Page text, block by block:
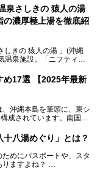
ころや料金、アクセス方
泉さしきの 猿人の湯
の濃厚極上湯を徹底紹
しきの 猿人の湯 」(沖縄
泉施設。「ニフティ温
ず多くの常連客や温泉フ
にスポットを当て、その
め17選 【2025年最新
沖縄本島を筆頭に、東シ
成されています。南国な
など、多くの人を惹きつ
です。
ホテル併設などリゾート
す。日帰りでも旅行気分
八湯めぐり」とは？
めにパスポートや、スタ
ますよね？